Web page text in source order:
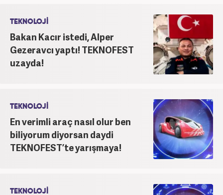
TEKNOLOJİ
Bakan Kacır istedi, Alper
Gezeravcı yaptı! TEKNOFEST
uzayda!
TEKNOLOJİ
En verimli araç nasıl olur ben
biliyorum diyorsan daydi
TEKNOFEST’te yarışmaya!
TEKNOLOJİ